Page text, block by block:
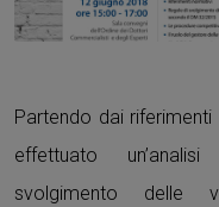
Partendo dai
effettuato
svolgimento delle